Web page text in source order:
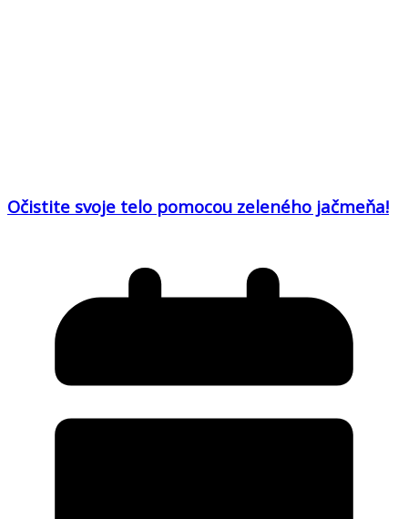
Očistite svoje telo pomocou zeleného jačmeňa!